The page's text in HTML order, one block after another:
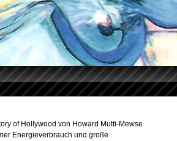
of Hollywood von Howard Mutti-Mewse
Energieverbrauch und große